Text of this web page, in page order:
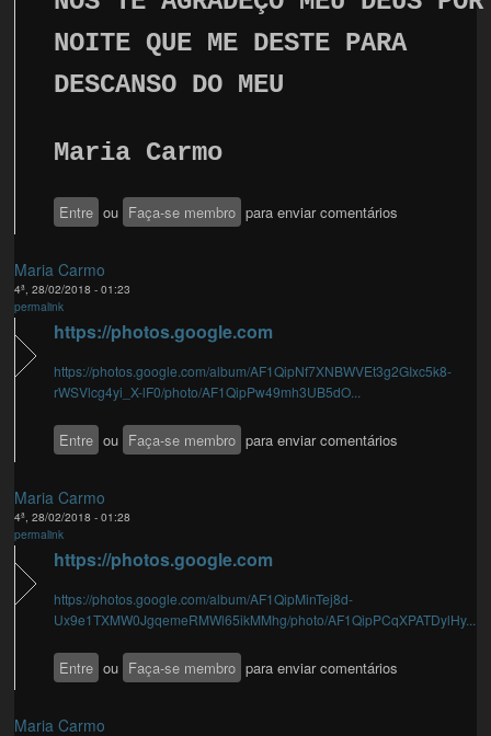
NOITE QUE ME DESTE PARA
DESCANSO DO MEU
Maria Carmo
Entre ou Faça-se membro para enviar comentários
Maria Carmo
4ª, 28/02/2018 - 01:23
permalink
https://photos.google.com
https://photos.google.com/album/AF1QipNf7XNBWVEt3g2GIxc5k8-
rWSVlcg4yi_X-lF0/photo/AF1QipPw49mh3UB5dO...
Entre ou Faça-se membro para enviar comentários
Maria Carmo
4ª, 28/02/2018 - 01:28
permalink
https://photos.google.com
https://photos.google.com/album/AF1QipMinTej8d-
Ux9e1TXMW0JgqemeRMWl65ikMMhg/photo/AF1QipPCqXPATDylHy...
Entre ou Faça-se membro para enviar comentários
Maria Carmo